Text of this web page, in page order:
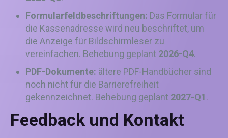
Formularfeldbeschriftungen: Das Formular für
die Kassenadresse wird neu beschriftet, um
die Anzeige für Bildschirmleser zu
vereinfachen. Behebung geplant 2026-Q4.
PDF-Dokumente: ältere PDF-Handbücher sind
noch nicht für die Barrierefreiheit
gekennzeichnet. Behebung geplant 2027-Q1.
Feedback und Kontakt